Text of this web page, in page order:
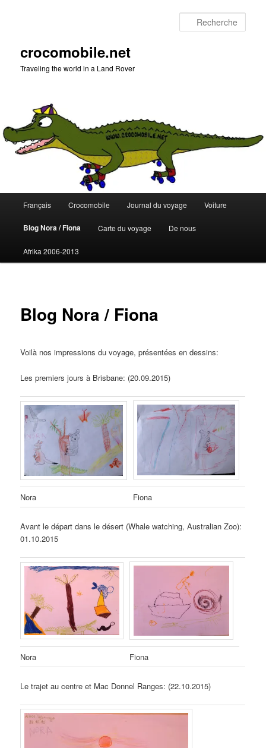
crocomobile.net
Traveling the world in a Land Rover
principal
Français Crocomobile Journal du voyage Voiture
Blog Nora / Fiona Carte du voyage De nous
Afrika 2006-2013
Blog Nora / Fiona
Voilà nos impressions du voyage, présentées en dessins:
Les premiers jours à Brisbane: (20.09.2015)
Nora Fiona
Avant le départ dans le désert (Whale watching, Australian Zoo):
01.10.2015
Nora Fiona
Le trajet au centre et Mac Donnel Ranges: (22.10.2015)